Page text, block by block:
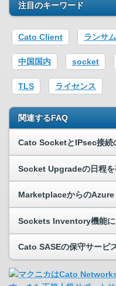
注目のキーワード
Cato Client ランサ
中国国内 socket
TLS ライセンス
関連するFAQ
Cato SocketとIPsec接続
Socket Upgradeの日程を
Marketplaceからの
Sockets Inventory機能に